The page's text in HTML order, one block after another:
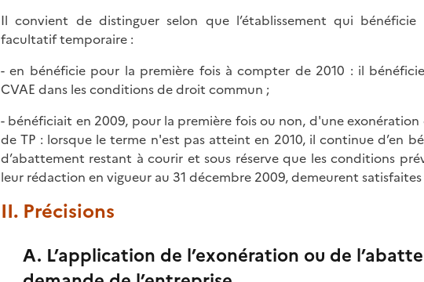
Il convient de distinguer selon que l’établissement qui
facultatif temporaire :
- en bénéficie pour la première fois à compter de 2010 : il
CVAE dans les conditions de droit commun ;
- bénéficiait en 2009, pour la première fois ou non, d'une
de TP : lorsque le terme n'est pas atteint en 2010, il continue d’en
d’abattement restant à courir et sous réserve que les conditions
leur rédaction en vigueur au 31 décembre 2009, demeurent satisfaites
II. Précisions
A. L’application de l’exonération ou de